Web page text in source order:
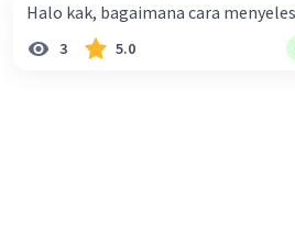
Halo kak, bagaimana cara
3 5.0